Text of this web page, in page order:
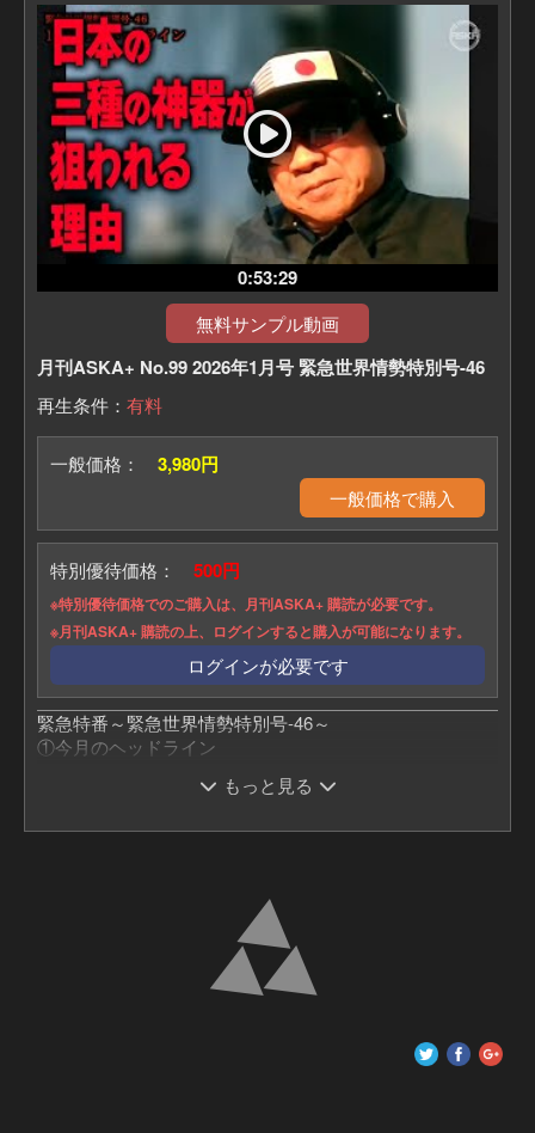
⑤2025年を総括：旧暦9月
⑥2025年を総括：旧暦10月
⑦丙午2026年・旧暦1月が危ない!?
⑧旧暦1月、首都直下が迫る!?
です。
0:53:29
無料サンプル動画
月刊ASKA+ No.99 2026年1月号 緊急世界情勢特別号-46
再生条件： 有料
一般価格： 3,980円
一般価格で購入
特別優待価格： 500円
※特別優待価格でのご購入は、月刊ASKA+ 購読が必要です。
※月刊ASKA+ 購読の上、ログインすると購入が可能になります。
ログインが必要です
緊急特番～緊急世界情勢特別号-46～
①今月のヘッドライン
③日月神示が預言する日本の大掃除
⑧アークの力と出現へのシナリオ
もっと見る
月刊ASKA+ No.98 2025年12月号 緊急世界情勢特別号-45
一般価格で購入